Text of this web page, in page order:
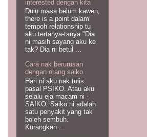
interested dengan kita
Dulu masa belum kawen,
there is a point dalam
tempoh relationship tu
aku tertanya-tanya "Dia
ni masih sayang aku ke
tak? Dia ni betul ...
Cara nak berurusan
dengan orang saiko.
Hari ni aku nak tulis
pasal PSIKO. Atau aku
selalu eja macam ni -
SAIKO. Saiko ni adalah
satu penyakit yang tak
boleh sembuh.
Kurangkan ...